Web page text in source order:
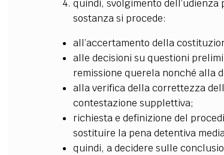
quindi, svolgimento
sostanza si procede:
all’accertamento della
alle decisioni su questioni
remissione querela nonché alla
alla verifica della correttezza
contestazione supplettiva;
richiesta e definizione del
sostituire la pena detentiva
quindi, a decidere sulle